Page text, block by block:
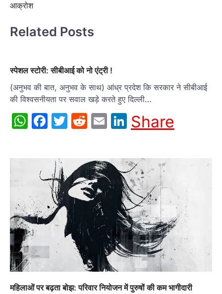
आक्रोश
Related Posts
स्पेशल स्टोरी: सीबीआई को नो एंट्री !
(अनुभव की बात, अनुभव के साथ) आंध्र प्रदेश कि सरकार ने सीबीआई
की विश्वसनीयता पर सवाल खड़े करते हुए दिल्ली…
WhatsApp
Facebook
Twitter
Reddit
EmailLinkedIn
Share
महिलाओं पर बढ़ता बोझ: परिवार नियोजन में पुरुषों की कम भागीदारी